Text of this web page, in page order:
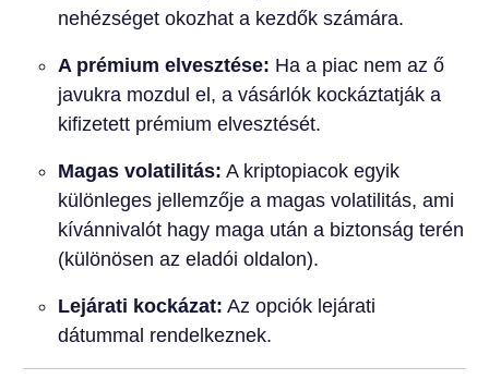
nehézséget okozhat a kezdők számára.
A prémium elvesztése: Ha a piac nem az ő
javukra mozdul el, a vásárlók kockáztatják a
kifizetett prémium elvesztését.
Magas volatilitás: A kriptopiacok egyik
különleges jellemzője a magas volatilitás, ami
kívánnivalót hagy maga után a biztonság terén
(különösen az eladói oldalon).
Lejárati kockázat: Az opciók lejárati
dátummal rendelkeznek.